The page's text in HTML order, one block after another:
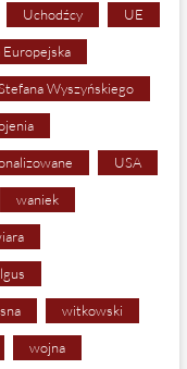
Uchodźcy UE
Europejska
Wyszyńskiego
USA
waniek
witkowski
wojna